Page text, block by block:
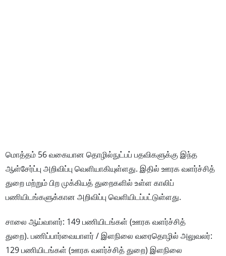
மொத்தம் 56 வகையான தொழில்நுட்பப் பதவிகளுக்கு இந்த
ஆள்சேர்ப்பு அறிவிப்பு வெளியாகியுள்ளது. இதில் ஊரக வளர்ச்சித்
துறை மற்றும் பிற முக்கியத் துறைகளில் உள்ள காலிப்
பணியிடங்களுக்கான அறிவிப்பு வெளியிடப்பட்டுள்ளது.
சாலை ஆய்வாளர்: 149 பணியிடங்கள் (ஊரக வளர்ச்சித்
துறை). பணிப்பார்வையாளர் / இளநிலை வரைதொழில் அலுவலர்:
129 பணியிடங்கள் (ஊரக வளர்ச்சித் துறை) இளநிலை